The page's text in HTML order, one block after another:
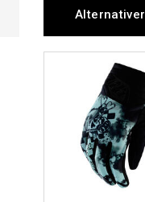
Alternativer